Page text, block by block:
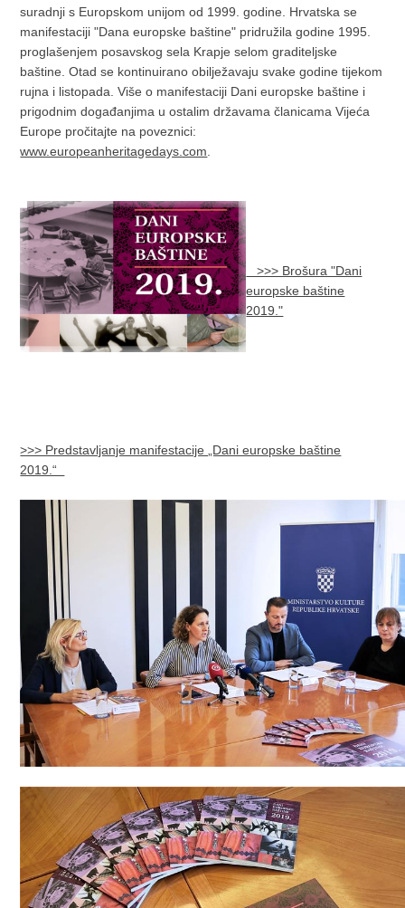
suradnji s Europskom unijom od 1999. godine. Hrvatska se
manifestaciji "Dana europske baštine" pridružila godine 1995.
proglašenjem posavskog sela Krapje selom graditeljske
baštine. Otad se kontinuirano obilježavaju svake godine tijekom
rujna i listopada. Više o manifestaciji Dani europske baštine i
prigodnim događanjima u ostalim državama članicama Vijeća
Europe pročitajte na poveznici:
www.europeanheritagedays.com
>>> Brošura "Dani
europske baštine
2019."
>>> Predstavljanje manifestacije „Dani europske baštine
2019.“